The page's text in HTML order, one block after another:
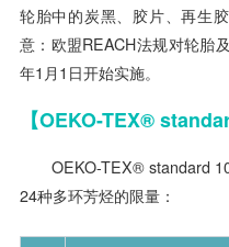
轮胎中的炭黑、胶片、再生
意：欧盟REACH法规对轮胎
年1月1日开始实施。
【OEKO-TEX®
OEKO-TEX® standard
24种多环芳烃的限量：